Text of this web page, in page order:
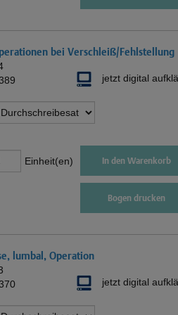
bei Verschleiß/Fehlstellung
jetzt digital
Einheit(en) In den Warenkorb
Bogen drucken
lumbal, Operation
jetzt digital